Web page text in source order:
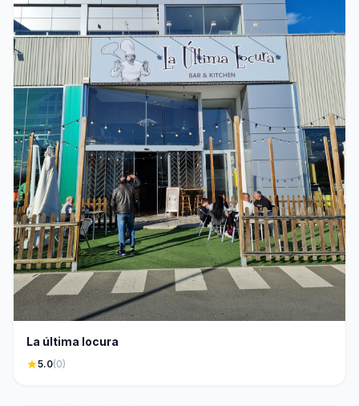
La última locura
star5.0(0)